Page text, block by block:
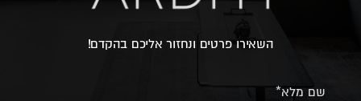
השאירו פרטים ונחזור אליכם בהקדם!